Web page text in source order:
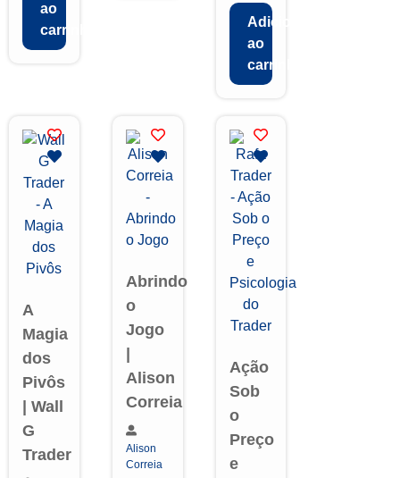
ao
carrinho
Adicionar
ao
carrinho
A
Magia
dos
Pivôs
| Wall
G
Trader
Abrindo
o
Jogo
Alison
Correia
Alison
Correia
Ação
Sob
o
Preço
e